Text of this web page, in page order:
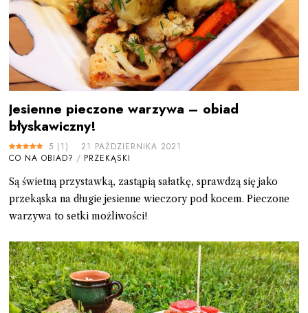
Jesienne pieczone warzywa – obiad
błyskawiczny!
5 (1 )
21 PAŹDZIERNIKA 2021
CO NA OBIAD? / PRZEKĄSKI
Są świetną przystawką, zastąpią sałatkę, sprawdzą się jako
przekąska na długie jesienne wieczory pod kocem. Pieczone
warzywa to setki możliwości!